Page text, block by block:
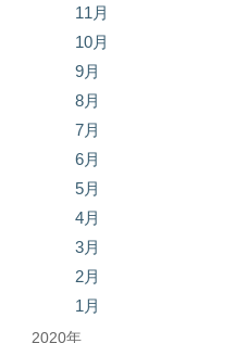
11月
10月
9月
8月
7月
6月
5月
4月
3月
2月
1月
2020年